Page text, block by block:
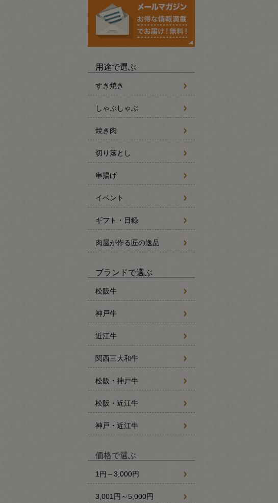
用途で選ぶ
すき焼き
しゃぶしゃぶ
焼き肉
切り落とし
串揚げ
イベント
ギフト・目録
肉屋が作る匠の逸品
ブランドで選ぶ
松阪牛
神戸牛
近江牛
関西三大和牛
松阪・神戸牛
松阪・近江牛
神戸・近江牛
価格で選ぶ
1円～3,000円
3,001円～5,000円